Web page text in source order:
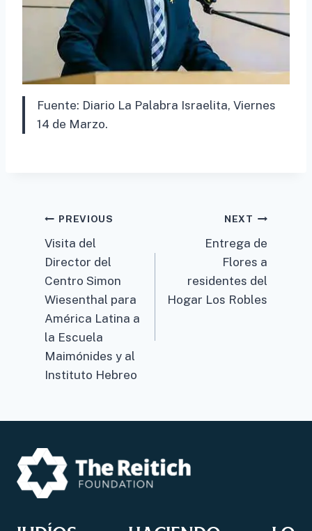
Fuente: Diario La Palabra Israelita, Viernes
14 de Marzo.
Post
navigation
PREVIOUS
Visita del
Director del
Centro Simon
Wiesenthal para
América Latina a
la Escuela
Maimónides y al
Instituto Hebreo
NEXT
Entrega de
Flores a
residentes del
Hogar Los Robles